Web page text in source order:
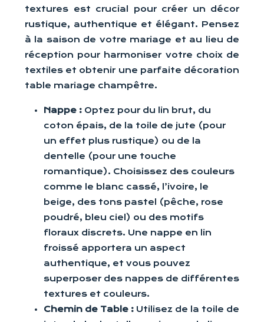
textures est crucial pour créer un décor
rustique, authentique et élégant. Pensez
à la saison de votre mariage et au lieu de
réception pour harmoniser votre choix de
textiles et obtenir une parfaite décoration
table mariage champêtre.
Nappe : Optez pour du lin brut, du
coton épais, de la toile de jute (pour
un effet plus rustique) ou de la
dentelle (pour une touche
romantique). Choisissez des couleurs
comme le blanc cassé, l’ivoire, le
beige, des tons pastel (pêche, rose
poudré, bleu ciel) ou des motifs
floraux discrets. Une nappe en lin
froissé apportera un aspect
authentique, et vous pouvez
superposer des nappes de différentes
textures et couleurs.
Chemin de Table : Utilisez de la toile de